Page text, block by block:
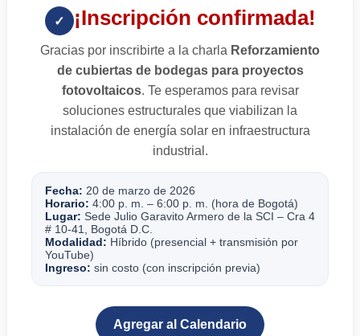
✓ ¡Inscripción confirmada!
Gracias por inscribirte a la charla Reforzamiento
de cubiertas de bodegas para proyectos
fotovoltaicos. Te esperamos para revisar
soluciones estructurales que viabilizan la
instalación de energía solar en infraestructura
industrial.
Fecha: 20 de marzo de 2026
Horario: 4:00 p. m. – 6:00 p. m. (hora de Bogotá)
Lugar: Sede Julio Garavito Armero de la SCI – Cra 4
# 10-41, Bogotá D.C.
Modalidad: Híbrido (presencial + transmisión por
YouTube)
Ingreso: sin costo (con inscripción previa)
Agregar al Calendario